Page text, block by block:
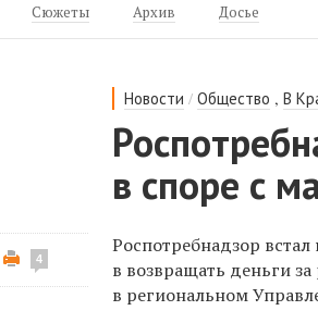
Сюжеты Архив Досье
Новости /Общество ,В
в споре с
4
Роспотребнадзор
в возвращать деньги
в региональном